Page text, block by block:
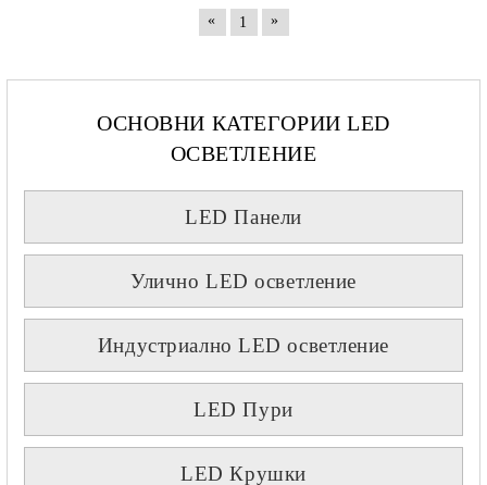
«
1 »
ОСНОВНИ КАТЕГОРИИ LED
ОСВЕТЛЕНИЕ
LED Панели
Улично LED осветление
Индустриално LED осветление
LED Пури
LED Крушки